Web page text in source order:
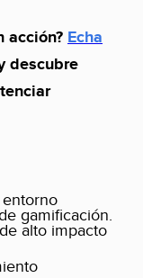
acción? Echa
descubre
gamificación.
alto impacto